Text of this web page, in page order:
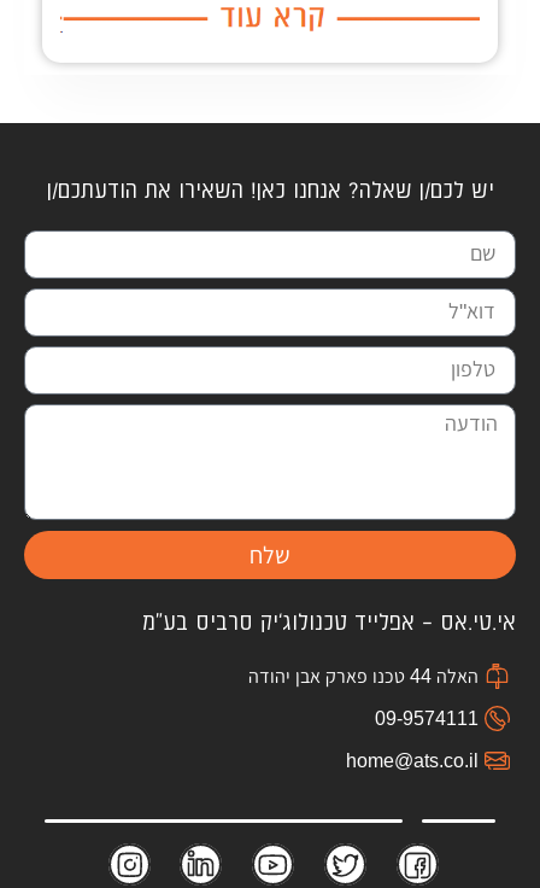
אי.טי.אס – אפלייד טכנולוג'יק סרביס בע"מ
האלה 44 טכנו פארק אבן יהודה
09-9574111
home@ats.co.il
יש לכם/ן שאלה? אנחנו כאן! השאירו את הודעתכם/ן
שלח